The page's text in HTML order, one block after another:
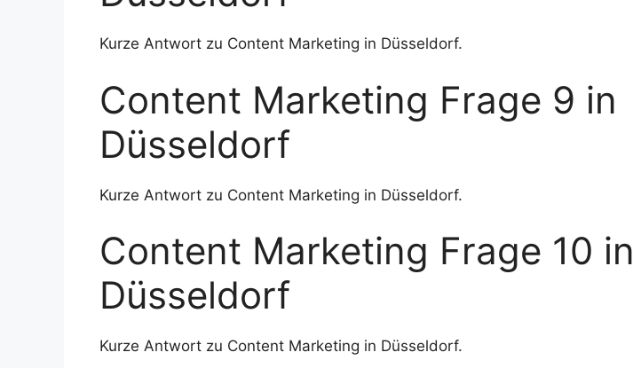
Kurze Antwort zu Content Marketing in Düsseldorf.
Content Marketing Frage 9 in
Düsseldorf
Kurze Antwort zu Content Marketing in Düsseldorf.
Content Marketing Frage 10 in
Düsseldorf
Kurze Antwort zu Content Marketing in Düsseldorf.